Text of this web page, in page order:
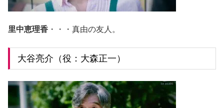
里中恵理香 ・・・真由の友人。
大谷亮介（役：大森正一）